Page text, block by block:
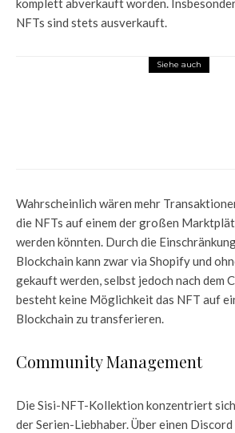
komplett abverkauft worden.
NFTs sind stets ausverkauft.
Siehe auch
Wahrscheinlich wären mehr
die NFTs auf einem der großen
werden könnten. Durch die
Blockchain kann zwar via Shopify und
gekauft werden, selbst jedoch nach dem
besteht keine Möglichkeit das NFT auf
Blockchain zu transferieren.
Community Management
Die Sisi-NFT-Kollektion konzentriert
der Serien-Liebhaber. Über einen